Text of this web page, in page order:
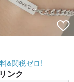
&関税ゼロ!
ンク